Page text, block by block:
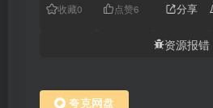
收藏0 点赞6 分享
资源报错
夸克网盘